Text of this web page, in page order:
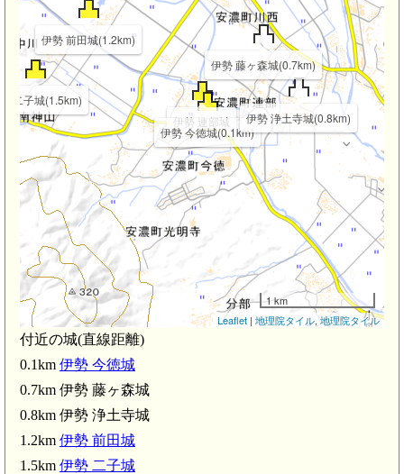
伊勢 連部城
伊勢 今徳城(0.1km)
伊勢 藤ヶ森城(0.7km)
伊勢 浄土寺城(0.8km)
伊勢 前田城(1.2km)
二子城(1.5km)
1 km
Leaflet | 地理院タイル, 地理院タイル
付近の城(直線距離)
0.1km 伊勢 今徳城
0.7km 伊勢 藤ヶ森城
0.8km 伊勢 浄土寺城
1.2km 伊勢 前田城
1.5km 伊勢 二子城